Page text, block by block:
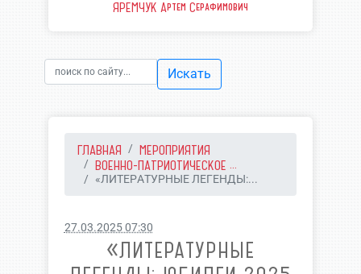
ЯРЕМЧУК Артем Серафимович
Искать
ГЛАВНАЯ
МЕРОПРИЯТИЯ
ВОЕННО-ПАТРИОТИЧЕСКОЕ ...
«ЛИТЕРАТУРНЫЕ ЛЕГЕНДЫ:...
27.03.2025 07:30
«ЛИТЕРАТУРНЫЕ